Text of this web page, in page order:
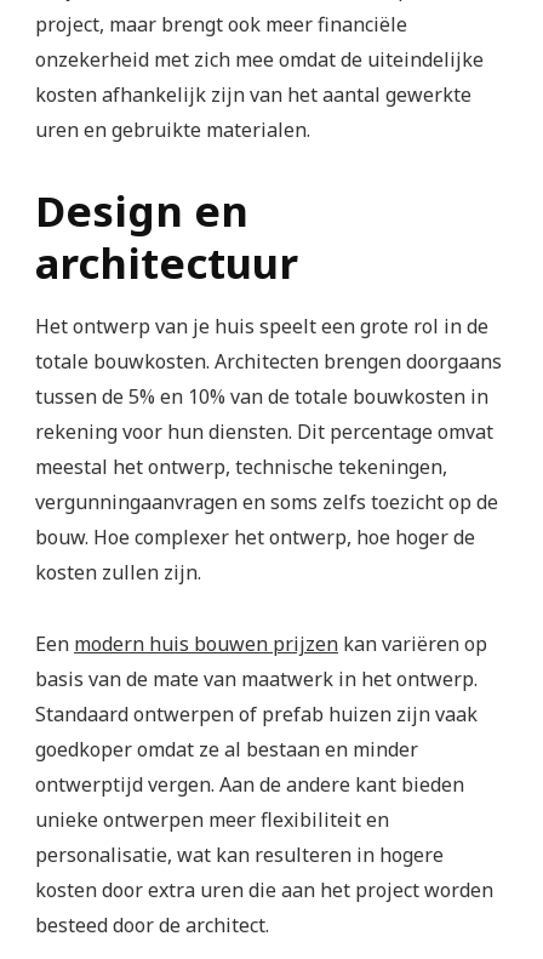
project, maar brengt ook meer financiële
onzekerheid met zich mee omdat de uiteindelijke
kosten afhankelijk zijn van het aantal gewerkte
uren en gebruikte materialen.
Design en
architectuur
Het ontwerp van je huis speelt een grote rol in de
totale bouwkosten. Architecten brengen doorgaans
tussen de 5% en 10% van de totale bouwkosten in
rekening voor hun diensten. Dit percentage omvat
meestal het ontwerp, technische tekeningen,
vergunningaanvragen en soms zelfs toezicht op de
bouw. Hoe complexer het ontwerp, hoe hoger de
kosten zullen zijn.
Een modern huis bouwen prijzen kan variëren op
basis van de mate van maatwerk in het ontwerp.
Standaard ontwerpen of prefab huizen zijn vaak
goedkoper omdat ze al bestaan en minder
ontwerptijd vergen. Aan de andere kant bieden
unieke ontwerpen meer flexibiliteit en
personalisatie, wat kan resulteren in hogere
kosten door extra uren die aan het project worden
besteed door de architect.